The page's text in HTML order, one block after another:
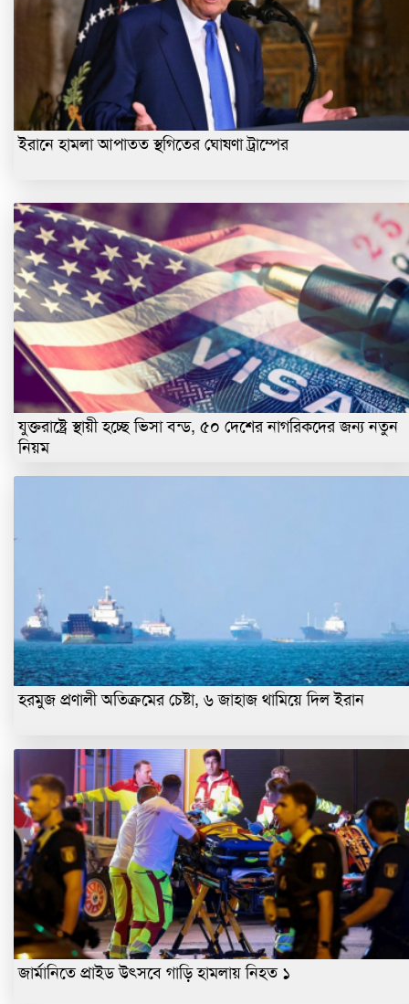
ইরানে হামলা আপাতত স্থগিতের ঘোষণা ট্রাম্পের
যুক্তরাষ্ট্রে স্থায়ী হচ্ছে ভিসা বন্ড, ৫০ দেশের নাগরিকদের জন্য নতুন
নিয়ম
হরমুজ প্রণালী অতিক্রমের চেষ্টা, ৬ জাহাজ থামিয়ে দিল ইরান
জার্মানিতে প্রাইড উৎসবে গাড়ি হামলায় নিহত ১